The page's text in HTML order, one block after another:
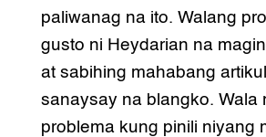
paliwanag na ito. Walang
gusto ni Heydarian na
at sabihing mahabang
sanaysay na blangko. Wala
problema kung pinili niyang